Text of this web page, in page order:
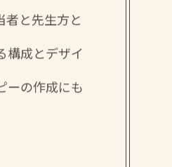
と先生方と
構成とデザイ
ーの作成にも